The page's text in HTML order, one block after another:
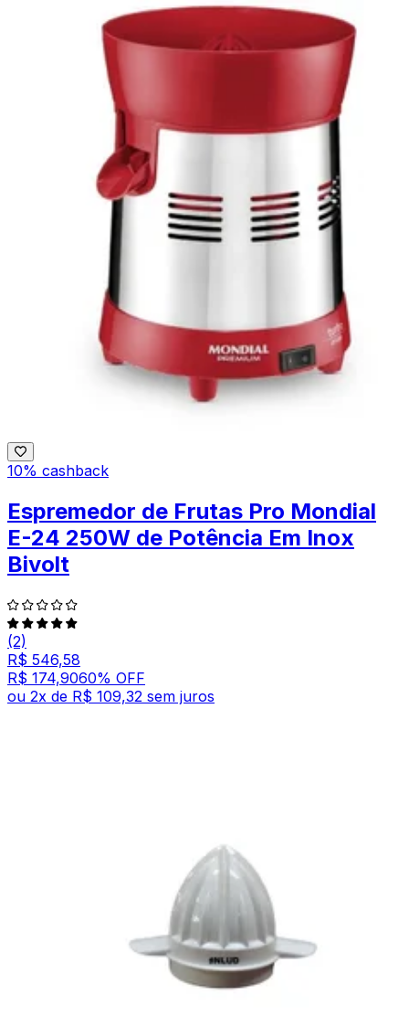
10% cashback
Espremedor de Frutas Pro Mondial
E-24 250W de Potência Em Inox
Bivolt
(2)
R$ 546,58
R$ 174,9060% OFF
ou 2x de R$ 109,32 sem juros